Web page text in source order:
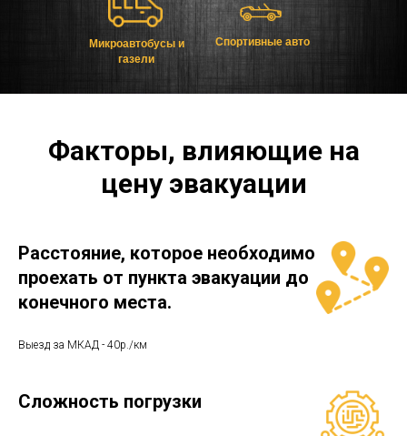
Микроавтобусы и
газели
Спортивные авто
Факторы, влияющие на
цену эвакуации
Расстояние, которое необходимо
проехать от пункта эвакуации до
конечного места.
Выезд за МКАД - 40р./км
Сложность погрузки